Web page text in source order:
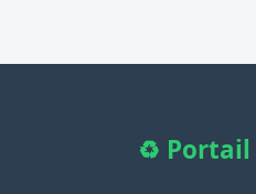
♻️ Portail